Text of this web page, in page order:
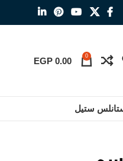
0
EGP 0.00
ستيل